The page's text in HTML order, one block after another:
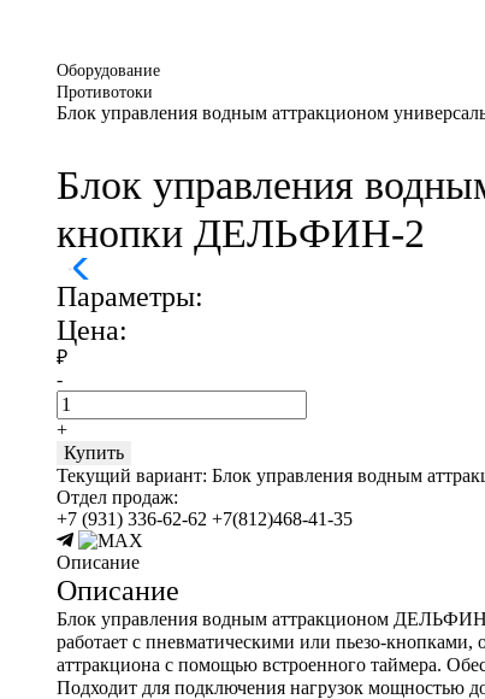
Оборудование
Противотоки
Блок управления водным аттракционом
Блок управления
кнопки ДЕЛЬФИН-2
Параметры:
Цена:
₽
-
+
Купить
Текущий вариант: Блок управления водным
Отдел продаж:
+7 (931) 336-62-62 +7(812)468-41-35
Описание
Описание
Блок управления водным аттракционом ДЕЛЬФИН-
работает с пневматическими или пьезо-кнопками,
аттракциона с помощью встроенного таймера.
Подходит для подключения нагрузок мощностью